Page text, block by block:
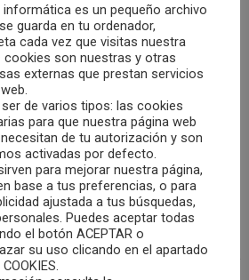
se propuso dar difusión a las
que llevan a cabo los diversos
parte de la mesa de trabajo, el
vida saludables, y favorecer e
verdes.
se propuso favorecer espacios
períodos de quietud o baños de
los estresores que afectan a las
aportaciones como favorecer
es un pequeño archivo
guarda en tu ordenador,
cada vez que visitas nuestra
cookies son nuestras y otras
externas que prestan servicios
de varios tipos: las cookies
para que nuestra página web
de tu autorización y son
activadas por defecto.
para mejorar nuestra página,
base a tus preferencias, o para
ajustada a tus búsquedas,
Puedes aceptar todas
el botón ACEPTAR o
su uso clicando en el apartado